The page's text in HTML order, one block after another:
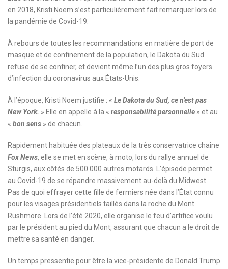
en 2018, Kristi Noem s’est particulièrement fait remarquer lors de
la pandémie de Covid-19.
À rebours de toutes les recommandations en matière de port de
masque et de confinement de la population, le Dakota du Sud
refuse de se confiner, et devient même l’un des plus gros foyers
d’infection du coronavirus aux États-Unis.
À l’époque, Kristi Noem justifie : « Le Dakota du Sud, ce n’est pas
New York. » Elle en appelle à la « responsabilité personnelle » et au
« bon sens » de chacun.
Rapidement habituée des plateaux de la très conservatrice chaîne
Fox News, elle se met en scène, à moto, lors du rallye annuel de
Sturgis, aux côtés de 500 000 autres motards. L’épisode permet
au Covid-19 de se répandre massivement au-delà du Midwest.
Pas de quoi effrayer cette fille de fermiers née dans l’État connu
pour les visages présidentiels taillés dans la roche du Mont
Rushmore. Lors de l’été 2020, elle organise le feu d’artifice voulu
par le président au pied du Mont, assurant que chacun a le droit de
mettre sa santé en danger.
Un temps pressentie pour être la vice-présidente de Donald Trump